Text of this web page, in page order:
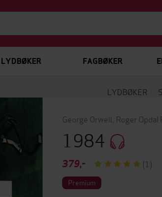
LYDBØKER FAGBØKER
LYDBØKER
George Orwell Roger Opdal
1984
379,- (1)
Premium